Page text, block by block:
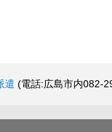
遣 (電話:広島市内082-